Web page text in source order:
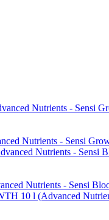
Nutrients - Sensi
Nutrients - Sensi